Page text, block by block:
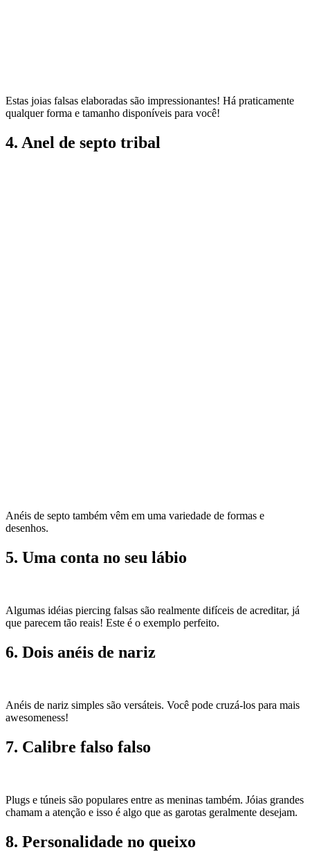
Estas joias falsas elaboradas são impressionantes! Há praticamente
qualquer forma e tamanho disponíveis para você!
4. Anel de septo tribal
Anéis de septo também vêm em uma variedade de formas e
desenhos.
5. Uma conta no seu lábio
Algumas idéias piercing falsas são realmente difíceis de acreditar, já
que parecem tão reais! Este é o exemplo perfeito.
6. Dois anéis de nariz
Anéis de nariz simples são versáteis. Você pode cruzá-los para mais
awesomeness!
7. Calibre falso falso
Plugs e túneis são populares entre as meninas também. Jóias grandes
chamam a atenção e isso é algo que as garotas geralmente desejam.
8. Personalidade no queixo